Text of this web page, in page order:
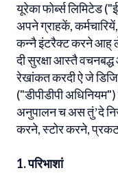
यूरेका फोर्ब्स लिमिटेड
अपने ग्राहकें,
कन्नै इंटरैक्ट करने आह् ले
दी सुरक्षा आस्तै
रेखांकत करदी ऐ जे
("डीपीडीपी
अनुपालन च अस तुंʼदे
करने, स्टोर करने,
1. परिभाशां